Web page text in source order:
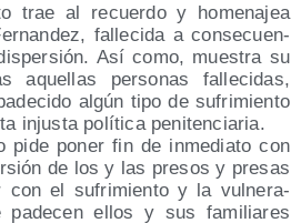
trae al recuer­do y home­na­jea
falle­ci­da a con­se­cuen­
Así como, mues­tra su
aque­llas per­so­nas falle­ci­das,
algún tipo de sufri­mien­to
injus­ta polí­ti­ca penitenciaria.
pide poner fin de inme­dia­to con
de los y las pre­sos y pre­sas
con el sufri­mien­to y la vul­ne­ra­
pade­cen ellos y sus fami­lia­res